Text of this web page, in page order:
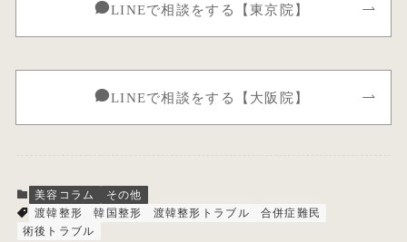
LINEで相談をする【東京院】
LINEで相談をする【大阪院】
美容コラム
その他
渡韓整形
韓国整形 渡韓整形トラブル
合併症難民
術後トラブル